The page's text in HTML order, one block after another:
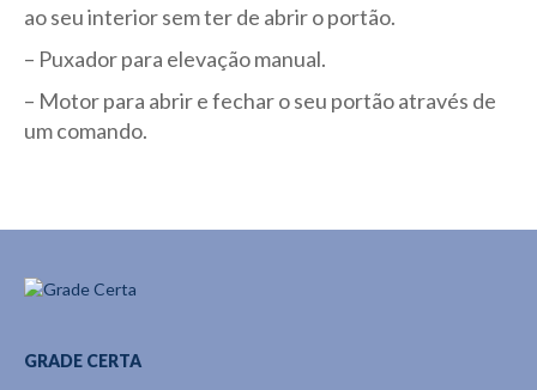
ao seu interior sem ter de abrir o portão.
– Puxador para elevação manual.
– Motor para abrir e fechar o seu portão através de
um comando.
GRADE CERTA